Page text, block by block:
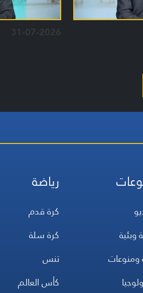
31-07-2026
وبئية
ومنوعات
رياضة
كرة قدم
كرة سلة
تنس
كأس العالم